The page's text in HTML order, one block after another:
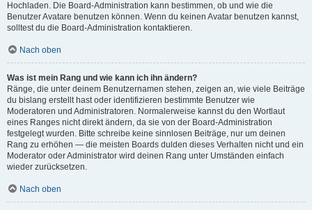
Hochladen. Die Board-Administration kann bestimmen, ob und wie die
Benutzer Avatare benutzen können. Wenn du keinen Avatar benutzen kannst,
solltest du die Board-Administration kontaktieren.
Nach oben
Was ist mein Rang und wie kann ich ihn ändern?
Ränge, die unter deinem Benutzernamen stehen, zeigen an, wie viele Beiträge
du bislang erstellt hast oder identifizieren bestimmte Benutzer wie
Moderatoren und Administratoren. Normalerweise kannst du den Wortlaut
eines Ranges nicht direkt ändern, da sie von der Board-Administration
festgelegt wurden. Bitte schreibe keine sinnlosen Beiträge, nur um deinen
Rang zu erhöhen — die meisten Boards dulden dieses Verhalten nicht und ein
Moderator oder Administrator wird deinen Rang unter Umständen einfach
wieder zurücksetzen.
Nach oben